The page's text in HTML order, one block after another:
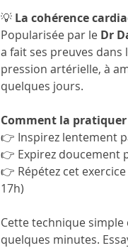
💡 La cohérence
Popularisée par le Dr
a fait ses preuves
pression artérielle, à
quelques jours.
Comment la pratiquer
👉 Inspirez lentement
👉 Expirez doucement
👉 Répétez cet
17h)
Cette technique simple
quelques minutes.